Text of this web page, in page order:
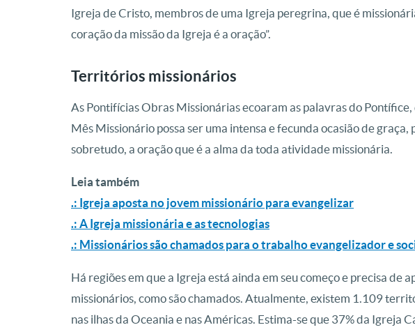
Igreja de Cristo, membros de uma Igreja peregrina, que é
coração da missão da Igreja é a oração”.
Territórios missionários
As Pontifícias Obras Missionárias ecoaram as palavras do
Mês Missionário possa ser uma intensa e fecunda ocasião de
sobretudo, a oração que é a alma da toda atividade missionária.
Leia também
.: Igreja aposta no jovem missionário para evangelizar
.: A Igreja missionária e as tecnologias
.: Missionários são chamados para o trabalho evangelizador e
Há regiões em que a Igreja está ainda em seu começo e precisa de
missionários, como são chamados. Atualmente, existem 1.109
nas ilhas da Oceania e nas Américas. Estima-se que 37% da Igreja